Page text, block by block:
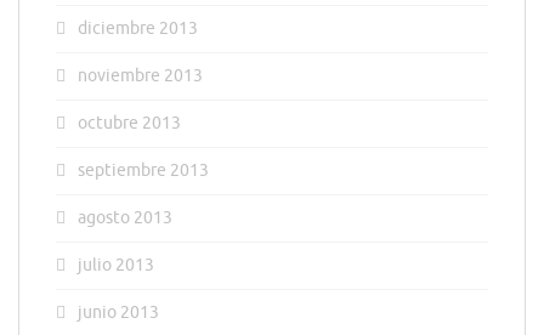
diciembre 2013
noviembre 2013
octubre 2013
septiembre 2013
agosto 2013
julio 2013
junio 2013